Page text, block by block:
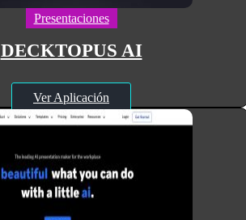
Presentaciones
DECKTOPUS AI
Ver Aplicación